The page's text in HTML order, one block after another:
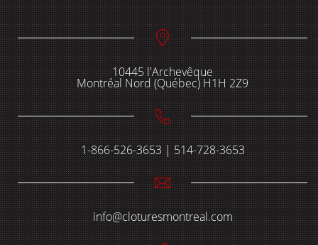
10445 l'Archevêque
Montréal Nord (Québec) H1H 2Z9
1-866-526-3653 | 514-728-3653
info@cloturesmontreal.com